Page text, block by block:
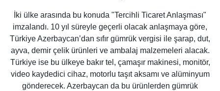
İki ülke arasında bu konuda "Tercihli Ticaret Anlaşması"
imzalandı. 10 yıl süreyle geçerli olacak anlaşmaya göre,
Türkiye Azerbaycan’dan sıfır gümrük vergisi ile şarap, dut,
ayva, demir çelik ürünleri ve ambalaj malzemeleri alacak.
Türkiye ise bu ülkeye bakır tel, çamaşır makinesi, monitör,
video kaydedici cihaz, motorlu taşıt aksamı ve alüminyum
gönderecek. Azerbaycan da bu ürünlerden gümrük